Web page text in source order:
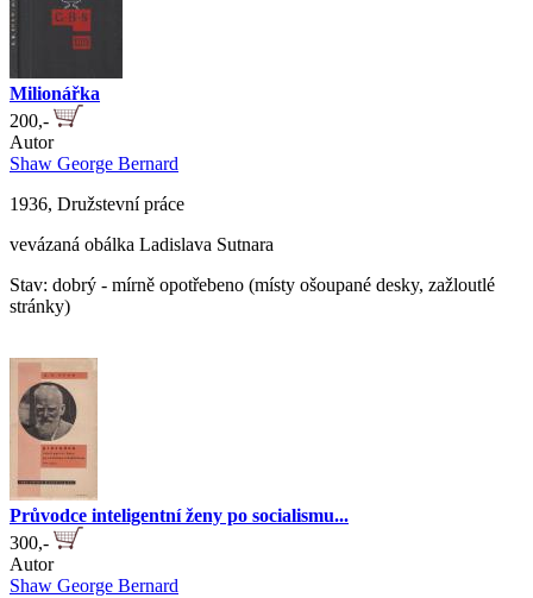
Milionářka
200,-
Autor
Shaw George Bernard
1936, Družstevní práce
vevázaná obálka Ladislava Sutnara
Stav: dobrý - mírně opotřebeno (místy ošoupané desky, zažloutlé
stránky)
Průvodce inteligentní ženy po socialismu...
300,-
Autor
Shaw George Bernard